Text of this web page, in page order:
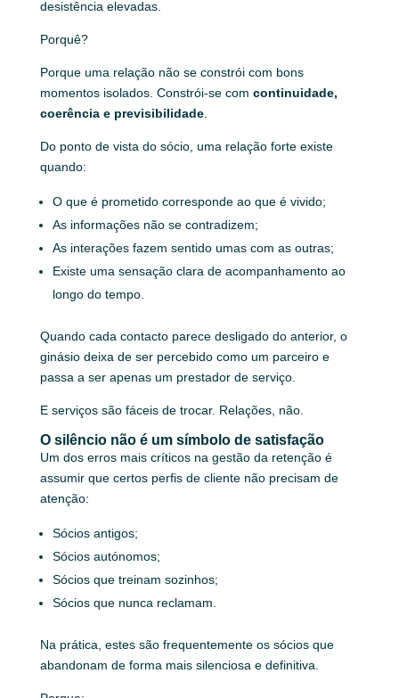
desistência elevadas.
Porquê?
Porque uma relação não se constrói com bons
momentos isolados. Constrói-se com continuidade,
coerência e previsibilidade.
Do ponto de vista do sócio, uma relação forte existe
quando:
O que é prometido corresponde ao que é vivido;
As informações não se contradizem;
As interações fazem sentido umas com as outras;
Existe uma sensação clara de acompanhamento ao
longo do tempo.
Quando cada contacto parece desligado do anterior, o
ginásio deixa de ser percebido como um parceiro e
passa a ser apenas um prestador de serviço.
E serviços são fáceis de trocar. Relações, não.
O silêncio não é um símbolo de satisfação
Um dos erros mais críticos na gestão da retenção é
assumir que certos perfis de cliente não precisam de
atenção:
Sócios antigos;
Sócios autónomos;
Sócios que treinam sozinhos;
Sócios que nunca reclamam.
Na prática, estes são frequentemente os sócios que
abandonam de forma mais silenciosa e definitiva.